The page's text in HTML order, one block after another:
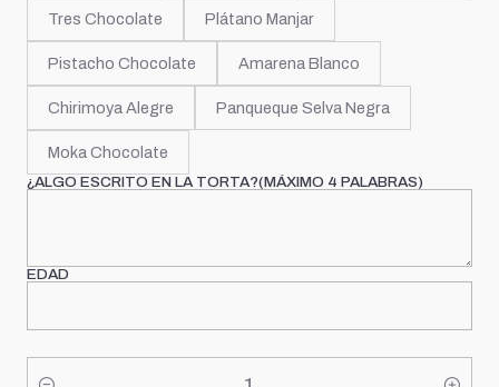
Tres Chocolate Plátano Manjar
Pistacho Chocolate Amarena Blanco
Chirimoya Alegre Panqueque Selva Negra
Moka Chocolate
¿ALGO ESCRITO EN LA TORTA?(MÁXIMO 4 PALABRAS)
EDAD